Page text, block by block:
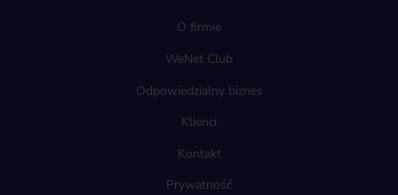
O firmie
WeNet Club
Odpowiedzialny biznes
Klienci
Kontakt
Prywatność